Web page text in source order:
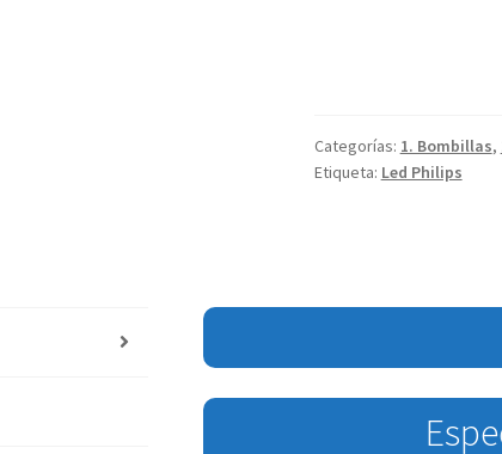
Categorías: 1. Bombillas,
Etiqueta: Led Philips